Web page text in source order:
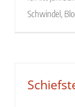
Schwindel,